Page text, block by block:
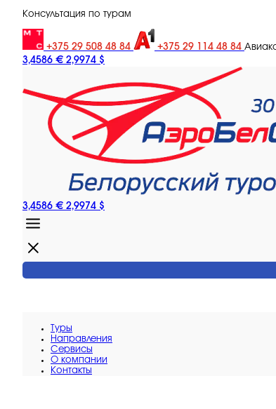
Консультация по турам
+375 29 508 48 84 +375 29 114 48 84
3,4586 € 2,9974 $
3,4586 € 2,9974 $
Туры
Направления
Сервисы
O компании
Контакты